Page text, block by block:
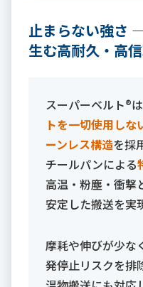
止まらない強さ
生む高耐久・高
スーパーベルト®は
トを一切使用しな
ーンレス構造を採
チールパンによる
高温・粉塵・衝撃
安定した搬送を実
摩耗や伸びが少な
発停止リスクを